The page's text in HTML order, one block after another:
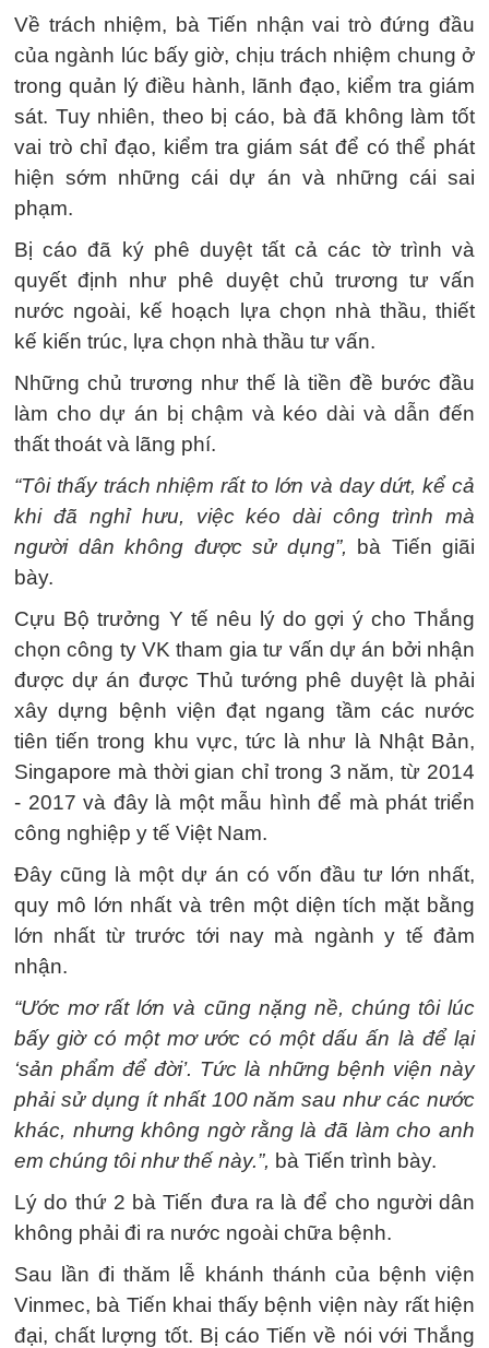
Về trách nhiệm, bà Tiến nhận vai trò đứng đầu
của ngành lúc bấy giờ, chịu trách nhiệm chung ở
trong quản lý điều hành, lãnh đạo, kiểm tra giám
sát. Tuy nhiên, theo bị cáo, bà đã không làm tốt
vai trò chỉ đạo, kiểm tra giám sát để có thể phát
hiện sớm những cái dự án và những cái sai
phạm.
Bị cáo đã ký phê duyệt tất cả các tờ trình và
quyết định như phê duyệt chủ trương tư vấn
nước ngoài, kế hoạch lựa chọn nhà thầu, thiết
kế kiến trúc, lựa chọn nhà thầu tư vấn.
Những chủ trương như thế là tiền đề bước đầu
làm cho dự án bị chậm và kéo dài và dẫn đến
thất thoát và lãng phí.
“Tôi thấy trách nhiệm rất to lớn và day dứt, kể cả
khi đã nghỉ hưu, việc kéo dài công trình mà
người dân không được sử dụng”, bà Tiến giãi
bày.
Cựu Bộ trưởng Y tế nêu lý do gợi ý cho Thắng
chọn công ty VK tham gia tư vấn dự án bởi nhận
được dự án được Thủ tướng phê duyệt là phải
xây dựng bệnh viện đạt ngang tầm các nước
tiên tiến trong khu vực, tức là như là Nhật Bản,
Singapore mà thời gian chỉ trong 3 năm, từ 2014
- 2017 và đây là một mẫu hình để mà phát triển
công nghiệp y tế Việt Nam.
Đây cũng là một dự án có vốn đầu tư lớn nhất,
quy mô lớn nhất và trên một diện tích mặt bằng
lớn nhất từ trước tới nay mà ngành y tế đảm
nhận.
“Ước mơ rất lớn và cũng nặng nề, chúng tôi lúc
bấy giờ có một mơ ước có một dấu ấn là để lại
‘sản phẩm để đời’. Tức là những bệnh viện này
phải sử dụng ít nhất 100 năm sau như các nước
khác, nhưng không ngờ rằng là đã làm cho anh
em chúng tôi như thế này.”, bà Tiến trình bày.
Lý do thứ 2 bà Tiến đưa ra là để cho người dân
không phải đi ra nước ngoài chữa bệnh.
Sau lần đi thăm lễ khánh thánh của bệnh viện
Vinmec, bà Tiến khai thấy bệnh viện này rất hiện
đại, chất lượng tốt. Bị cáo Tiến về nói với Thắng